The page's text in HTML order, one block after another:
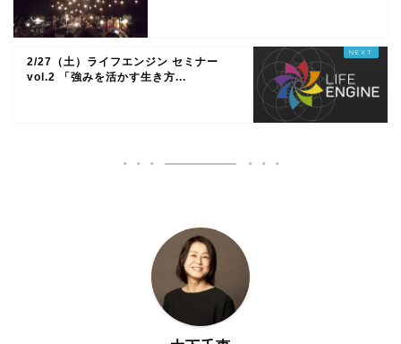
2/27（土）ライフエンジン セミナー
vol.2 「強みを活かす生き方...